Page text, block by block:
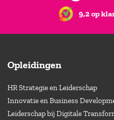
9,2 op
Opleidingen
HR Strategie en Leiderschap
Innovatie en Business
Leiderschap bij Digitale